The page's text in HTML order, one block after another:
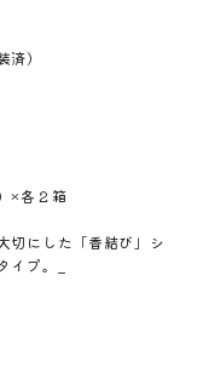
）
×各２箱
切にした「香結び」シ
プ。_